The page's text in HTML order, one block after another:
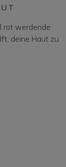
rot werdende
deine Haut zu